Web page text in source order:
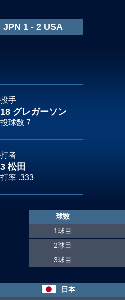
JPN 1 - 2 USA
投手
18 グレガーソン
投球数 7
打者
3 松田
打率 .333
球数
1球目
2球目
3球目
日本